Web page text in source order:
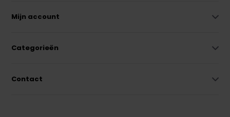
Mijn account
Categorieën
Contact